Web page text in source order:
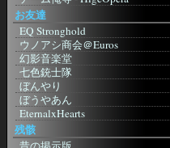
Instant Messenger Club
辞書
Goo
Infoseek
ドライバ
超ドライバリンク集
Nvidia
ATI
Intel
Opera The Fastest Browser on Earth
Wandering Linux 5-3 (Opera
Entrance Page)
MoonStone'S Laboratory
Shishimushi
A blog? with Σαιτω
Choose Opera 日本支部
Kuruman Log - by Kuruma
Mozilla
Mozilla Japan
お友達
EQ Stronghold
ウノアシ商会＠Euros
幻影音楽堂
七色銃士隊
ぼんやり
ぼうやあん
EternalxHearts
兵糧攻め
明日もきっと晴れ！
残骸